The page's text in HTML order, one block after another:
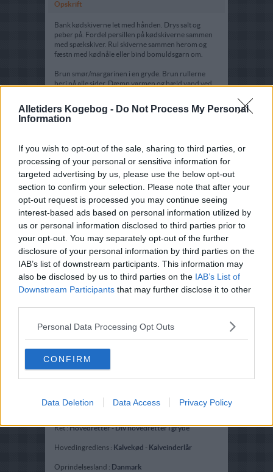
Alletiders Kogebog - Do Not Process My Personal
Information
If you wish to opt-out of the sale, sharing to third parties, or
processing of your personal or sensitive information for
targeted advertising by us, please use the below opt-out
section to confirm your selection. Please note that after your
opt-out request is processed you may continue seeing
interest-based ads based on personal information utilized by
us or personal information disclosed to third parties prior to
your opt-out. You may separately opt-out of the further
disclosure of your personal information by third parties on the
IAB’s list of downstream participants. This information may
also be disclosed by us to third parties on the IAB’s List of
Downstream Participants that may further disclose it to other
Personal Data Processing Opt Outs
CONFIRM
Data Deletion Data Access Privacy Policy
Opskrift
Bank kødskiverne let med hånden. Drys salt og
peber på. Fordel persillen på kødskiverne sammen
med spækskiver. Rul skiverne sammen herom og
fæstn med kødnåle eller bind bomuldsgarn om.
Brun smør/margarinen i en gryde. Brun rullerne
heri på alle sider. Dæmp varmen og hæld vand ved.
eller garn. Spæd skyen med fløde. Jævn den og lad
det koge 3-5 min. Smag til med salt og peber.
sammen med kogte kartofler og agurkesalat, syltede
asier eller en blandet salat.
Ret :Hovedretter-Div hovedretter i gryde
Hovedingrediens : Kalvekød - Kalveinderlår
Oprindelsesland : Danmark